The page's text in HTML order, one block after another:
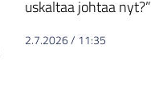
uskaltaa johtaa
2.7.2026/ 11:35